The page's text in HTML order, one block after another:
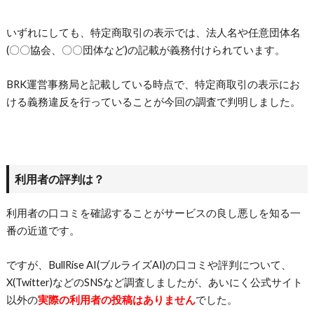
いずれにしても、特定商取引の表示では、法人名や任意団体名
(〇〇協会、〇〇団体など)の記載が義務付けられています。
BRK運営事務局と記載している時点で、特定商取引の表示にお
ける義務違反を行っていることが今回の調査で判明しました。
利用者の評判は？
利用者の口コミを確認することがサービスの良し悪しを知る一
番の近道です。
ですが、BullRise AI(ブルライズAI)の口コミや評判について、
X(Twitter)などのSNSなど調査しましたが、あいにく公式サイト
以外の実際の利用者の投稿はありませんでした。